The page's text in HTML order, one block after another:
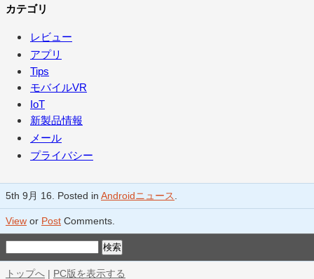
カテゴリ
レビュー
アプリ
Tips
モバイルVR
IoT
新製品情報
メール
プライバシー
5th 9月 16. Posted in Androidニュース
View or Post Comments.
トップへ | PC版を表示する